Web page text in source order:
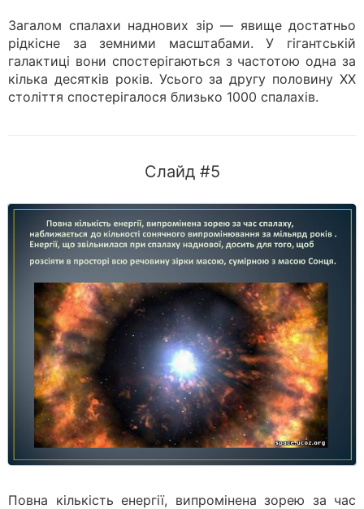
Загалом спалахи наднових зір — явище достатньо
рідкісне за земними масштабами. У гігантській
галактиці вони спостерігаються з частотою одна за
кілька десятків років. Усього за другу половину XX
століття спостерігалося близько 1000 спалахів.
Слайд #5
Повна кількість енергії, випромінена зорею за час